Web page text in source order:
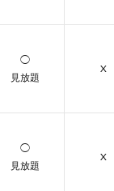
◯
見放題
X
◯
見放題
X